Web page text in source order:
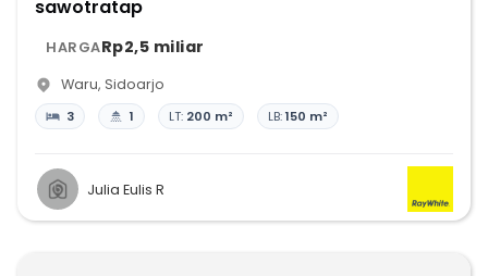
sawotratap
HARGARp2,5 miliar
Waru, Sidoarjo
3 1 LT: 200 m² LB:150 m²
Julia Eulis R